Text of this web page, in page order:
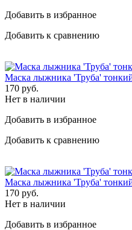
Добавить в избранное
Добавить к сравнению
Маска лыжника 'Труба'
170 руб.
Нет в наличии
Добавить в избранное
Добавить к сравнению
Маска лыжника 'Труба'
170 руб.
Нет в наличии
Добавить в избранное